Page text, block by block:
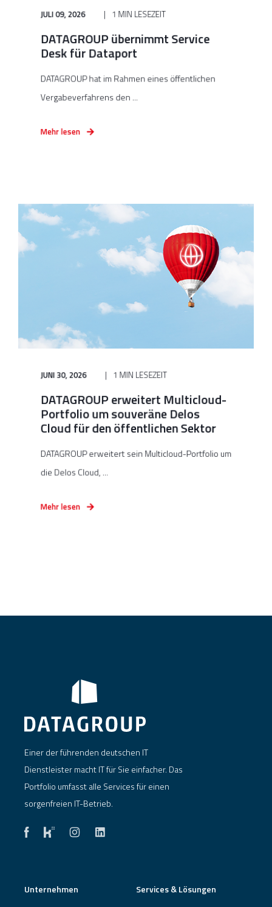
JULI 09, 2026 1 MIN LESEZEIT
DATAGROUP übernimmt Service
Desk für Dataport
DATAGROUP hat im Rahmen eines öffentlichen
Vergabeverfahrens den ...
Mehr lesen
JUNI 30, 2026 1 MIN LESEZEIT
DATAGROUP erweitert Multicloud-
Portfolio um souveräne Delos
Cloud für den öffentlichen Sektor
DATAGROUP erweitert sein Multicloud-Portfolio um
die Delos Cloud, ...
Mehr lesen
Einer der führenden deutschen IT
Dienstleister macht IT für Sie einfacher. Das
Portfolio umfasst alle Services für einen
sorgenfreien IT-Betrieb.
Unternehmen Services & Lösungen